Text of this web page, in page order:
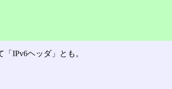
IPv6ヘッダ」とも。